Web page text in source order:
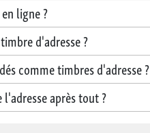
ligne ?
d'adresse ?
comme timbres d'adresse ?
après tout ?